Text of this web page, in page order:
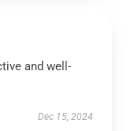
and well-
Dec 15, 2024